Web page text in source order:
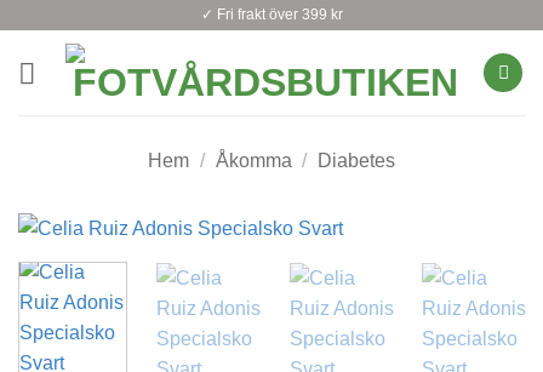
✓ Fri frakt över 399 kr
Hem / Åkomma / Diabetes